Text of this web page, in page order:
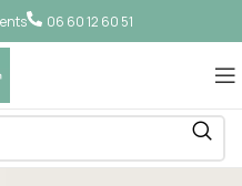
06 60 12 60 51